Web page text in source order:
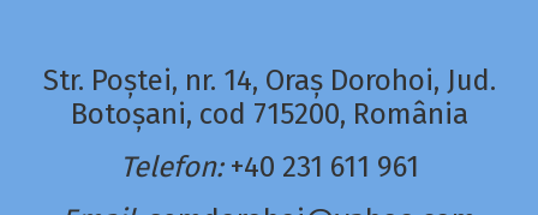
Str. Poștei, nr. 14, Oraș Dorohoi, Jud.
Botoșani, cod 715200, România
Telefon: +40 231 611 961